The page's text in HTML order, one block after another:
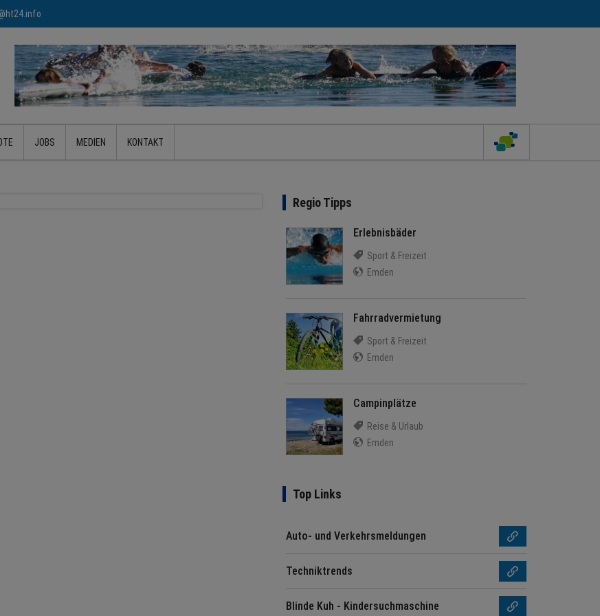
JOBS MEDIEN KONTAKT
Regio Tipps
Erlebnisbäder
Sport & Freizeit
Emden
Fahrradvermietung
Sport & Freizeit
Emden
Campinplätze
Reise & Urlaub
Emden
Top Links
Auto- und Verkehrsmeldungen
Techniktrends
Blinde Kuh - Kindersuchmaschine